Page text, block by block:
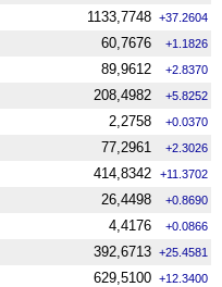
1133,7748 +37.2604
60,7676 +1.1826
89,9612 +2.8370
208,4982 +5.8252
2,2758 +0.0370
77,2961 +2.3026
414,8342 +11.3702
26,4498 +0.8690
4,4176 +0.0866
392,6713 +25.4581
629,5100 +12.3400